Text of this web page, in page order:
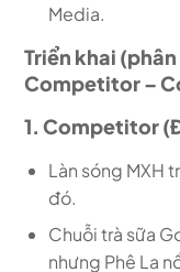
Media.
Triển khai
Competitor –
1. Competitor
Làn sóng MXH
đó.
Chuỗi trà sữa
nhưng Phê La